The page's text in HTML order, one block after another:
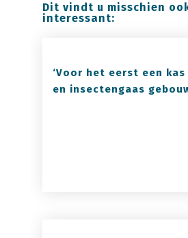
Dit vindt u misschien
interessant:
‘Voor het eerst een kas
en insectengaas